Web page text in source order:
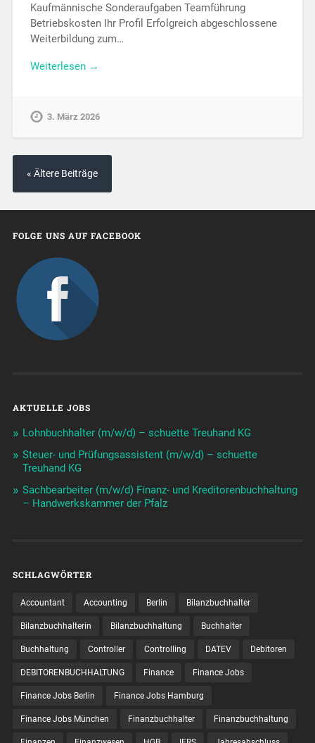
Kaufmännische Sonderaufgaben Teamführung
Betriebskosten Ihr Profil Erfolgreich abgeschlossene
Weiterbildung zum…
Weiterlesen →
3. März 2026
« Ältere Beiträge
FOLGE UNS AUF FACEBOOK
AKTUELLE JOBS
Lohnbuchhalter (m/w/d) – schuette Treuhand KG
Steuer- und Prüfungsassistent (m/w/d) – schuette
Treuhand KG
Sachbearbeiter (m/w/d) Finanz- und Kreditorenbuchhaltung
– Handwerkskammer der Pfalz
SCHLAGWÖRTER
Accountant Accounting Berlin Bilanzbuchhalter
Bilanzbuchhalterin Bilanzbuchhaltung Buchhalter
Buchhaltung Controller Controlling DATEV Debitoren
DEBITORENBUCHHALTUNG Finance Finance Jobs
Finance Jobs Berlin Finance Jobs Hamburg
Finance Jobs München Finanzbuchhalter Finanzbuchhaltung